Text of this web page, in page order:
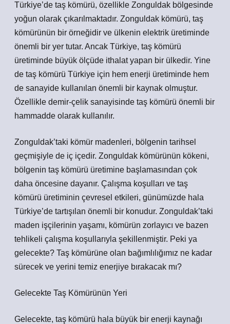
Türkiye’de taş kömürü, özellikle Zonguldak bölgesinde
yoğun olarak çıkarılmaktadır. Zonguldak kömürü, taş
kömürünün bir örneğidir ve ülkenin elektrik üretiminde
önemli bir yer tutar. Ancak Türkiye, taş kömürü
üretiminde büyük ölçüde ithalat yapan bir ülkedir. Yine
de taş kömürü Türkiye için hem enerji üretiminde hem
de sanayide kullanılan önemli bir kaynak olmuştur.
Özellikle demir-çelik sanayisinde taş kömürü önemli bir
hammadde olarak kullanılır.
Zonguldak’taki kömür madenleri, bölgenin tarihsel
geçmişiyle de iç içedir. Zonguldak kömürünün kökeni,
bölgenin taş kömürü üretimine başlamasından çok
daha öncesine dayanır. Çalışma koşulları ve taş
kömürü üretiminin çevresel etkileri, günümüzde hala
Türkiye’de tartışılan önemli bir konudur. Zonguldak’taki
maden işçilerinin yaşamı, kömürün zorlayıcı ve bazen
tehlikeli çalışma koşullarıyla şekillenmiştir. Peki ya
gelecekte? Taş kömürüne olan bağımlılığımız ne kadar
sürecek ve yerini temiz enerjiye bırakacak mı?
Gelecekte Taş Kömürünün Yeri
Gelecekte, taş kömürü hala büyük bir enerji kaynağı